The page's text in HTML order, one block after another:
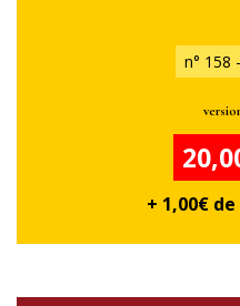
n° 158
+ 1,00€